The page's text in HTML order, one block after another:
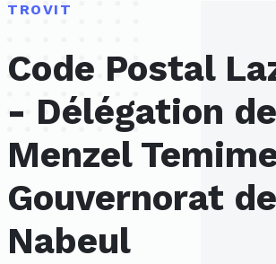
TROVIT
Code Postal
- Délégation de
Menzel
Gouvernorat de
Nabeul